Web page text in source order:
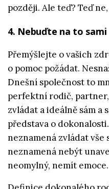
později. Ale teď? Teď
4. Nebuďte na to sami
Přemýšlejte o vašich
o pomoc požádat.
Dnešní společnost to
perfektní rodič,
zvládat a ideálně sám a
představa o
neznamená zvládat vše
neznamená nebýt
neomylný, nemít emoce.